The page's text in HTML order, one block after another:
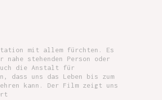
mit allem fürchten. Es
stehenden Person oder
die Anstalt für
dass uns das Leben bis zum
kann. Der Film zeigt uns